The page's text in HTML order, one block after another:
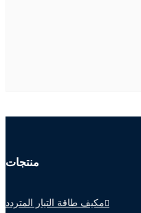
منتجات
مكيف طاقة التيار المتردد